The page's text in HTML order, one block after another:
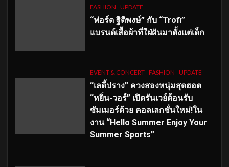
FASHION UPDATE
“ฟอร์ด ฐิติพงษ์” กับ “Trofi”
แบรนด์เสื้อผ้าที่ใฝ่ฝันมาตั้งแต่เด็ก
EVENT & CONCERT FASHION UPDATE
“เลดี้ปราง” ควงสองหนุ่มสุดฮอต
“หยิ่น-วอร์” เปิดรันเวย์ต้อนรับ
ซัมเมอร์ด้วย คอลเลกชั่นใหม่!ใน
งาน “Hello Summer Enjoy Your
Summer Sports”